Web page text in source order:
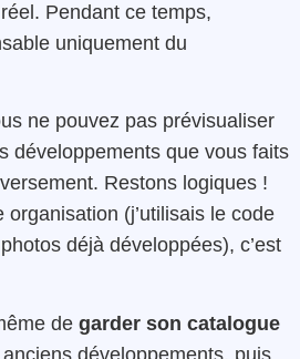
Pendant ce temps,
uniquement du
ne pouvez pas prévisualiser
développements que vous faits
Restons logiques !
(j’utilisais le code
déjà développées), c’est
de garder son catalogue
développements, puis